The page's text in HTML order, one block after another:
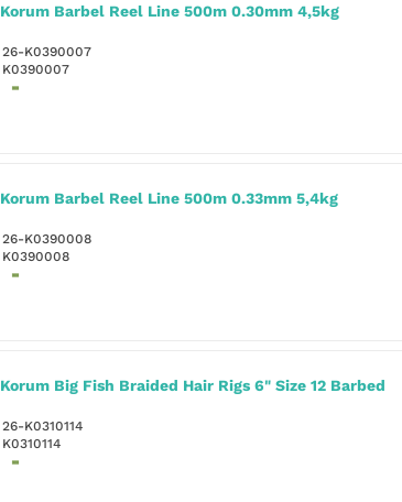
Korum Barbel Reel Line 500m 0.30mm 4,5kg
26-K0390007
K0390007
Korum Barbel Reel Line 500m 0.33mm 5,4kg
26-K0390008
K0390008
Korum Big Fish Braided Hair Rigs 6" Size 12 Barbed
26-K0310114
K0310114